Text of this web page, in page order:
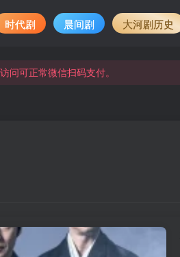
时代剧 晨间剧 大河剧历史
问可正常微信扫码支付。
问可正常微信扫码支付。